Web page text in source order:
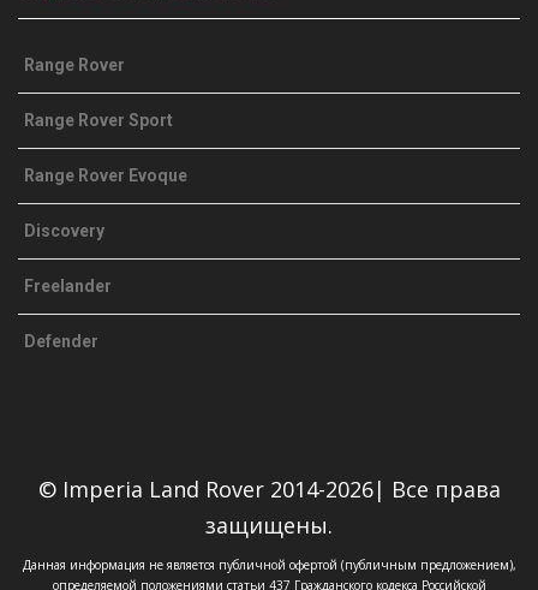
Range Rover
Range Rover Sport
Range Rover Evoque
Discovery
Freelander
Defender
© Imperia Land Rover 2014-2026| Все права
защищены.
Данная информация не является публичной офертой (публичным предложением),
определяемой положениями статьи 437 Гражданского кодекса Российской